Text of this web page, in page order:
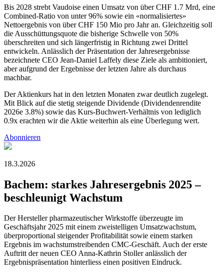
Bis 2028 strebt Vaudoise einen Umsatz von über CHF 1.7 Mrd, eine
Combined-Ratio von unter 96% sowie ein «normalisiertes»
Nettoergebnis von über CHF 150 Mio pro Jahr an. Gleichzeitig soll
die Ausschüttungsquote die bisherige Schwelle von 50%
überschreiten und sich längerfristig in Richtung zwei Drittel
entwickeln. Anlässlich der Präsentation der Jahresergebnisse
bezeichnete CEO Jean-Daniel Laffely diese Ziele als ambitioniert,
aber aufgrund der Ergebnisse der letzten Jahre als durchaus
machbar.
Der Aktienkurs hat in den letzten Monaten zwar deutlich zugelegt.
Mit Blick auf die stetig steigende Dividende (Dividendenrendite
2026e 3.8%) sowie das Kurs-Buchwert-Verhältnis von lediglich
0.9x erachten wir die Aktie weiterhin als eine Überlegung wert.
Abonnieren
18.3.2026
Bachem: starkes Jahresergebnis 2025 –
beschleunigt Wachstum
Der Hersteller pharmazeutischer Wirkstoffe überzeugte im
Geschäftsjahr 2025 mit einem zweistelligen Umsatzwachstum,
überproportional steigender Profitabilität sowie einem starken
Ergebnis im wachstumstreibenden CMC-Geschäft. Auch der erste
Auftritt der neuen CEO Anna-Kathrin Stoller anlässlich der
Ergebnispräsentation hinterliess einen positiven Eindruck.